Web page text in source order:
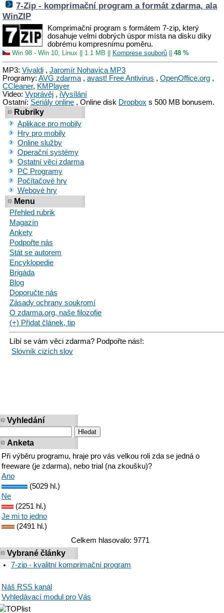
7-Zip - komprimační program a formát zdarma, ala
WinZIP
Komprimační program s formátem 7-zip, který
dosahuje velmi dobrých úspor místa na disku díky
dobrému kompresnímu poměru.
Win 98 - Win 10, Linux 1.1 MB Komprese souborů 48 %
MP3: Vivaldi , Jaromír Nohavica MP3
Programy: AVG zdarma, avast! Free Antivirus , OpenOffice.org ,
CCleaner, KMPlayer
Video: Vyprávěj , iVysílání
Ostatní: Seriály online , Online disk Dropbox s 500 MB bonusem.
Rubriky
Aplikace pro mobily
Hry pro mobily
Online služby
Operační systémy
Ostatní věci zdarma
PC Programy
Počítačové hry
Webové hry
Menu
Přehled rubrik
Magazín
Ankety
Podpořte nás
Stát se autorem
Encyklopedie
Brigáda
Blog
Doporučte nás
Zásady ochrany soukromí
O zdarma.org, naše filozofie
(+) Přidat článek, tip
Líbí se vám věci zdarma? Podpořte nás!:
Slovník cizích slov
Vyhledání
Anketa
Při výběru programu, hraje pro vás velkou roli zda se jedná o
freeware (je zdarma), nebo trial (na zkoušku)?
Ano
(5029 hl.)
Ne
(2251 hl.)
Je mi to jedno
(2491 hl.)
Celkem hlasovalo: 9771
Vybrané články
7-zip - kvalitní komprimační program
Náš RSS kanál
Vyhledávací modul pro Vás